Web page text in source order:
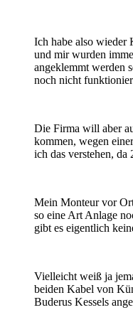
Ich habe also wieder
und mir wurden
angeklemmt werden
noch nicht
Die Firma will aber
kommen, wegen
ich das verstehen,
Mein Monteur vor
so eine Art Anlage
gibt es eigentlich
Vielleicht weiß ja
beiden Kabel von
Buderus Kessels